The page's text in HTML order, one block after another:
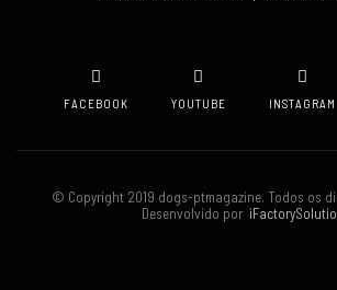
FACEBOOK YOUTUBE INSTAGRAM
© Copyright 2019 dogs-ptmagazine. Todos os
Desenvolvido por